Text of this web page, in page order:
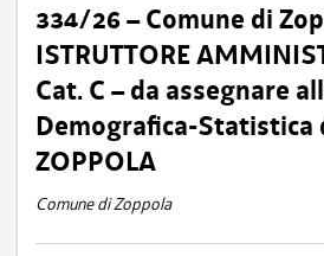
334/26 – Comune di
ISTRUTTORE
Cat. C – da assegnare
Demografica-Statistica
ZOPPOLA
Comune di Zoppola